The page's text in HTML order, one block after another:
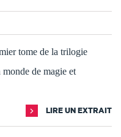
tome de la trilogie
de magie et
LIRE UN EXTRAIT